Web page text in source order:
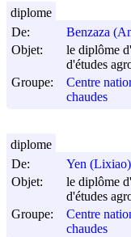
De:
Benzaza
Objet:
le diplôme
d'études
Groupe:
Centre
chaudes
diplome
De:
Yen (Lixiao)
Objet:
le diplôme
d'études
Groupe:
Centre
chaudes
diplome